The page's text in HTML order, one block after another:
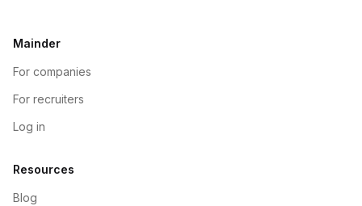
Mainder
For companies
For recruiters
Log in
Resources
Blog